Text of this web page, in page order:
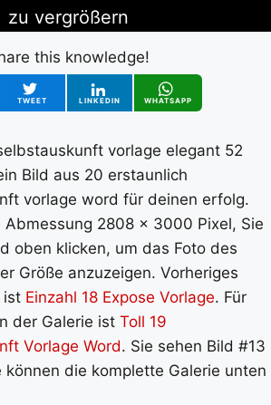
zu vergrößern
this knowledge!
TWEET
LINKEDIN WHATSAPP
vorlage elegant 52
Bild aus 20 erstaunlich
vorlage word für deinen erfolg.
Abmessung 2808 x 3000 Pixel, Sie
oben klicken, um das Foto des
Größe anzuzeigen. Vorheriges
ist Einzahl 18 Expose Vorlage. Für
der Galerie ist Toll 19
Vorlage Word. Sie sehen Bild #13
können die komplette Galerie unten